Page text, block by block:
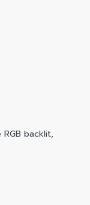
backlit,